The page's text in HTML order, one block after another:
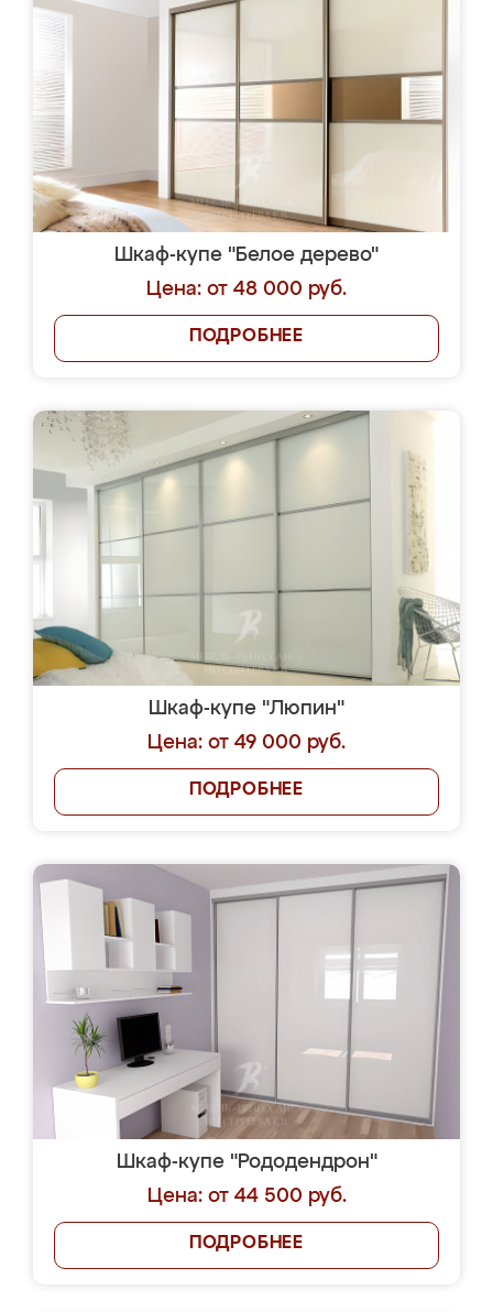
Шкаф-купе "Белое дерево"
Цена: от 48 000 руб.
ПОДРОБНЕЕ
Шкаф-купе "Люпин"
Цена: от 49 000 руб.
ПОДРОБНЕЕ
Шкаф-купе "Рододендрон"
Цена: от 44 500 руб.
ПОДРОБНЕЕ